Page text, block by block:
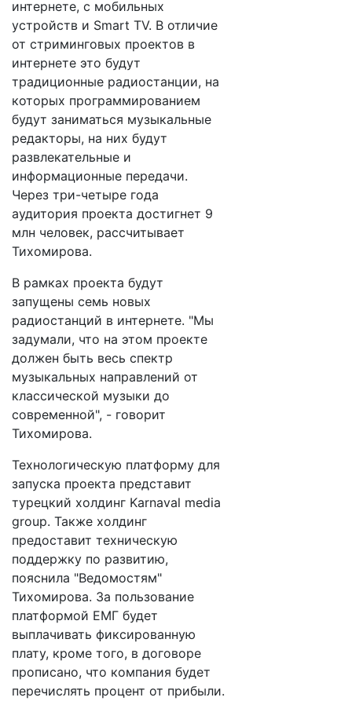
интернете, с мобильных
устройств и Smart TV. В отличие
от стриминговых проектов в
интернете это будут
традиционные радиостанции, на
которых программированием
будут заниматься музыкальные
редакторы, на них будут
развлекательные и
информационные передачи.
Через три-четыре года
аудитория проекта достигнет 9
млн человек, рассчитывает
Тихомирова.
В рамках проекта будут
запущены семь новых
радиостанций в интернете. "Мы
задумали, что на этом проекте
должен быть весь спектр
музыкальных направлений от
классической музыки до
современной", - говорит
Тихомирова.
Технологическую платформу для
запуска проекта представит
турецкий холдинг Karnaval media
group. Также холдинг
предоставит техническую
поддержку по развитию,
пояснила "Ведомостям"
Тихомирова. За пользование
платформой ЕМГ будет
выплачивать фиксированную
плату, кроме того, в договоре
прописано, что компания будет
перечислять процент от прибыли.